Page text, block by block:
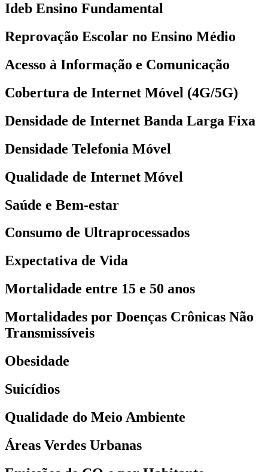
Ideb Ensino Fundamental
Reprovação Escolar no Ensino Médio
Acesso à Informação e Comunicação
Cobertura de Internet Móvel (4G/5G)
Densidade de Internet Banda Larga Fixa
Densidade Telefonia Móvel
Qualidade de Internet Móvel
Saúde e Bem-estar
Consumo de Ultraprocessados
Expectativa de Vida
Mortalidade entre 15 e 50 anos
Mortalidades por Doenças Crônicas Não
Transmissíveis
Obesidade
Suicídios
Qualidade do Meio Ambiente
Áreas Verdes Urbanas